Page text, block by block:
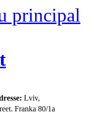
principal
Lviv,
Frankа 80/1a